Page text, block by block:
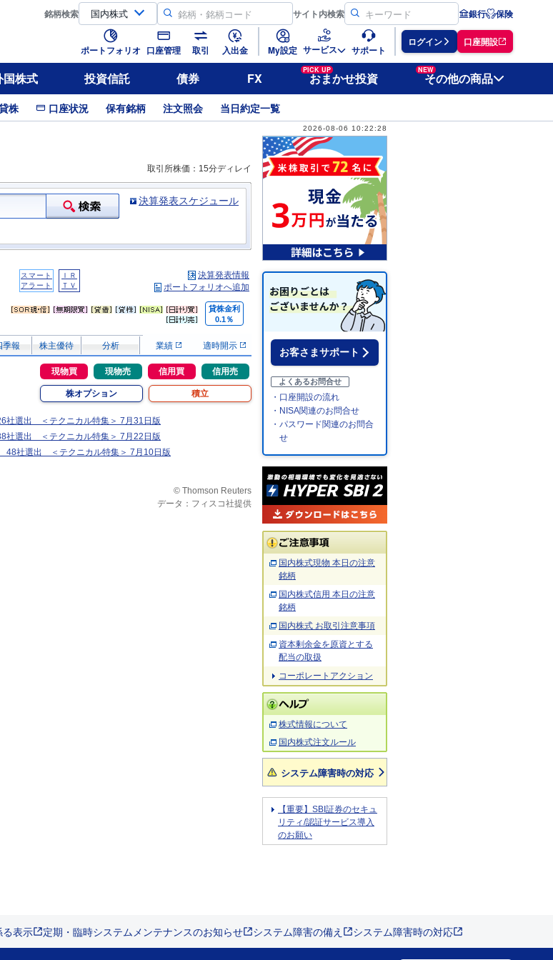
銘柄検索 サイト内検索 銀行 保険
ポートフォリオ 口座管理 取引 入出金 My設定 サービス サポート
ログイン 口座開設
国株式 投資信託 債券 FX
PICK UP
おまかせ投資
NEW
その他の商品
株 口座状況 保有銘柄 注文照会 当日約定一覧
2026-08-06 10:22:28
取引所株価：15分ディレイ
決算発表スケジュール
スマート
アラート
ＩＲ
ＴＶ
決算発表情報
ポートフォリオへ追加
貸株金利
0.1％
季報 株主優待 分析 業績 適時開示
現物買 現物売 信用買 信用売
株オプション 積立
社選出 ＜テクニカル特集＞ 7月31日版
社選出 ＜テクニカル特集＞ 7月22日版
48社選出 ＜テクニカル特集＞ 7月10日版
© Thomson Reuters
データ：フィスコ社提供
お客さまサポート
よくあるお問合せ
・口座開設の流れ
・NISA関連のお問合せ
・パスワード関連のお問合
せ
国内株式現物 本日の注意
銘柄
国内株式信用 本日の注意
銘柄
国内株式 お取引注意事項
資本剰余金を原資とする
配当の取扱
コーポレートアクション
株式情報について
国内株式注文ルール
システム障害時の対応
【重要】SBI証券のセキュ
リティ/認証サービス導入
のお願い
表示 定期・臨時システムメンテナンスのお知らせ システム障害の備え システム障害時の対応